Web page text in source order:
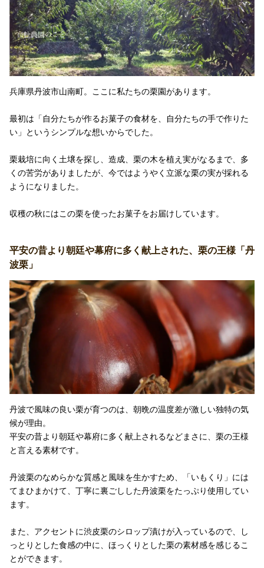
兵庫県丹波市山南町。ここに私たちの栗園があります。
最初は「自分たちが作るお菓子の食材を、自分たちの手で作りた
い」というシンプルな想いからでした。
栗栽培に向く土壌を探し、造成、栗の木を植え実がなるまで、多
くの苦労がありましたが、今ではようやく立派な栗の実が採れる
ようになりました。
収穫の秋にはこの栗を使ったお菓子をお届けしています。
平安の昔より朝廷や幕府に多く献上された、栗の王様「丹
波栗」
丹波で風味の良い栗が育つのは、朝晩の温度差が激しい独特の気
候が理由。
平安の昔より朝廷や幕府に多く献上されるなどまさに、栗の王様
と言える素材です。
丹波栗のなめらかな質感と風味を生かすため、「いもくり」には
てまひまかけて、丁寧に裏ごしした丹波栗をたっぷり使用してい
ます。
また、アクセントに渋皮栗のシロップ漬けが入っているので、し
っとりとした食感の中に、ほっくりとした栗の素材感を感じるこ
とができます。